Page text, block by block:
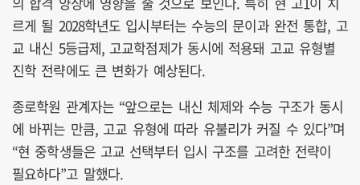
르게 될 2028학년도 입시부터는 수능의 문이과 완전 통합, 고
교 내신 5등급제, 고교학점제가 동시에 적용돼 고교 유형별
진학 전략에도 큰 변화가 예상된다.
종로학원 관계자는 “앞으로는 내신 체제와 수능 구조가 동시
에 바뀌는 만큼, 고교 유형에 따라 유불리가 커질 수 있다”며
“현 중학생들은 고교 선택부터 입시 구조를 고려한 전략이
필요하다”고 말했다.